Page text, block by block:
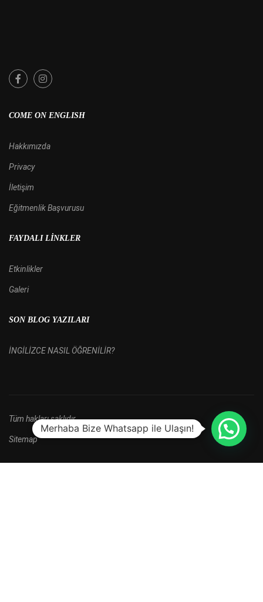
COME ON ENGLISH
Hakkımızda
Privacy
İletişim
Eğitmenlik Başvurusu
FAYDALI LINKLER
Etkinlikler
Galeri
SON BLOG YAZILARI
İNGİLİZCE NASIL ÖĞRENİLİR?
Tüm hakları saklıdır.
Sitemap
Merhaba Bize Whatsapp ile Ulaşın!